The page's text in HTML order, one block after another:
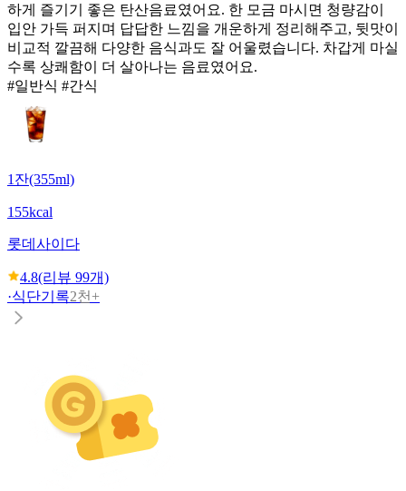
하게 즐기기 좋은 탄산음료였어요. 한 모금 마시면 청량감이
입안 가득 퍼지며 답답한 느낌을 개운하게 정리해주고, 뒷맛이
비교적 깔끔해 다양한 음식과도 잘 어울렸습니다. 차갑게 마실
수록 상쾌함이 더 살아나는 음료였어요.
#일반식 #간식
1잔(355ml)
155kcal
롯데 사이다
4.8(리뷰 99개)
·식단기록2천+